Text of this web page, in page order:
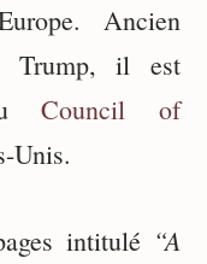
Ancien
Trump, il est
Council of
Unis.
intitulé “A